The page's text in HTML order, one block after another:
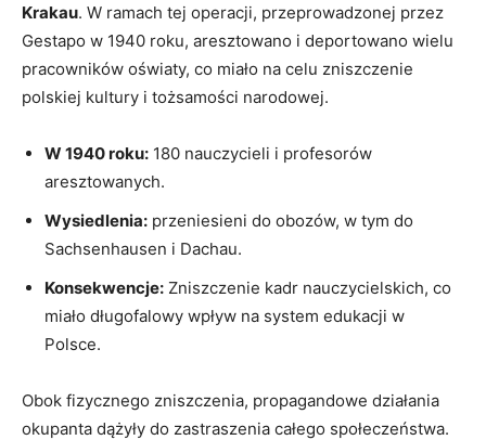
Krakau. W ramach tej operacji,⁢ przeprowadzonej przez
Gestapo w 1940 ‍roku,‌ aresztowano i deportowano wielu⁤
pracowników oświaty, co miało na celu‍ zniszczenie
polskiej kultury i tożsamości narodowej.
W 1940 roku: 180 nauczycieli i ‌profesorów⁢
aresztowanych.
Wysiedlenia: przeniesieni do obozów, w tym do
Sachsenhausen i​ Dachau.
Konsekwencje: Zniszczenie kadr nauczycielskich, co
miało długofalowy wpływ na ⁤system edukacji w
Polsce.
Obok ⁢fizycznego zniszczenia, propagandowe działania
okupanta dążyły do zastraszenia całego społeczeństwa.